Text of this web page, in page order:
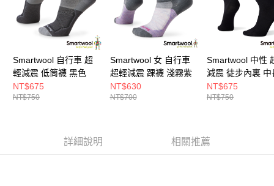
Smartwool 自行車 超
輕減震 低筒襪 黑色
NT$675
NT$750
Smartwool 女 自行車
超輕減震 踝襪 淺霧紫
NT$630
NT$700
Smartwool 中性
減震 徒步內裏 中
黑色
NT$675
NT$750
詳細說明 相關推薦